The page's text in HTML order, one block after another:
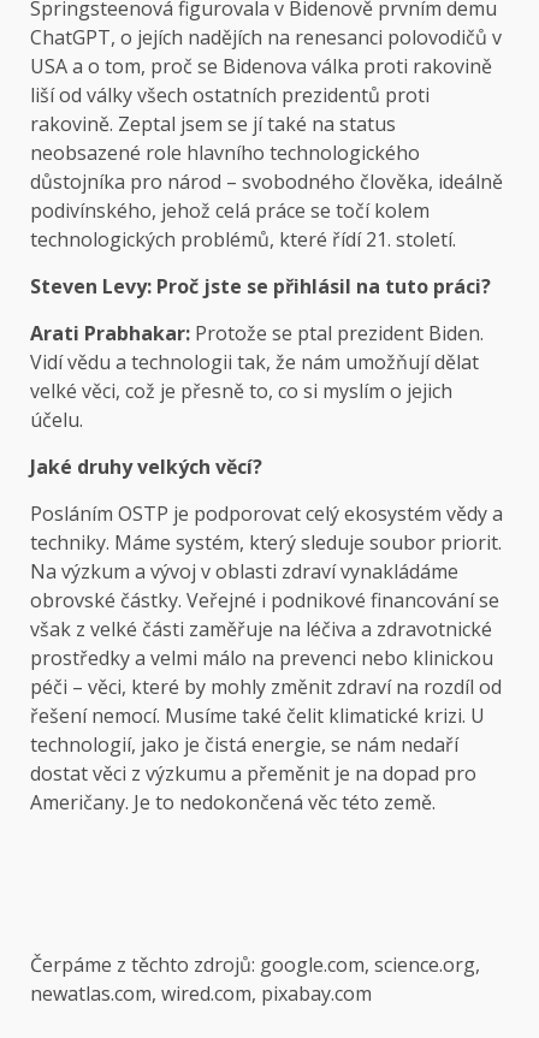
Springsteenová figurovala v Bidenově prvním demu
ChatGPT, o jejích nadějích na renesanci polovodičů v
USA a o tom, proč se Bidenova válka proti rakovině
liší od války všech ostatních prezidentů proti
rakovině. Zeptal jsem se jí také na status
neobsazené role hlavního technologického
důstojníka pro národ – svobodného člověka, ideálně
podivínského, jehož celá práce se točí kolem
technologických problémů, které řídí 21. století.
Steven Levy: Proč jste se přihlásil na tuto práci?
Arati Prabhakar: Protože se ptal prezident Biden.
Vidí vědu a technologii tak, že nám umožňují dělat
velké věci, což je přesně to, co si myslím o jejich
účelu.
Jaké druhy velkých věcí?
Posláním OSTP je podporovat celý ekosystém vědy a
techniky. Máme systém, který sleduje soubor priorit.
Na výzkum a vývoj v oblasti zdraví vynakládáme
obrovské částky. Veřejné i podnikové financování se
však z velké části zaměřuje na léčiva a zdravotnické
prostředky a velmi málo na prevenci nebo klinickou
péči – věci, které by mohly změnit zdraví na rozdíl od
řešení nemocí. Musíme také čelit klimatické krizi. U
technologií, jako je čistá energie, se nám nedaří
dostat věci z výzkumu a přeměnit je na dopad pro
Američany. Je to nedokončená věc této země.
Čerpáme z těchto zdrojů: google.com, science.org,
newatlas.com, wired.com, pixabay.com